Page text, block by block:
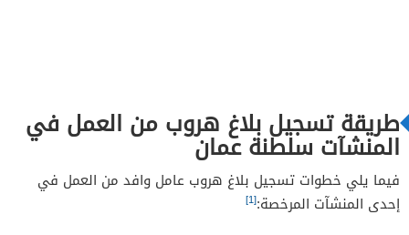
طريقة تسجيل بلاغ هروب من العمل في
المنشآت سلطنة عمان
فيما يلي خطوات تسجيل بلاغ هروب عامل وافد من العمل في
إحدى المنشآت المرخصة:[1]